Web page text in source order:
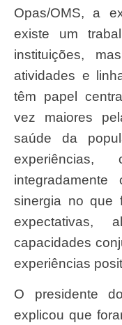
Opas/OMS, a
existe um
instituições,
atividades e
têm papel
vez maiores
saúde da
experiências,
sinergia no que
expectativas,
capacidades
experiências
O presidente do Conass, Leonardo Vilela,
explicou que